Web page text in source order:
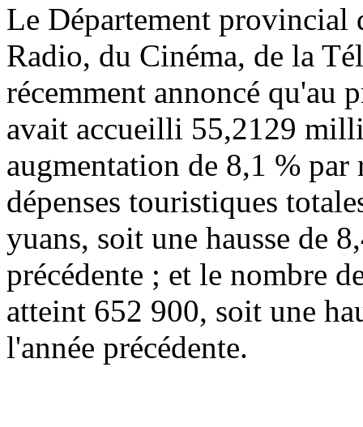
Le Département provincial
Radio, du Cinéma, de la
récemment annoncé qu'au
avait accueilli 55,2129
augmentation de 8,1 % par
dépenses touristiques
yuans, soit une hausse de
précédente ; et le nombre
atteint 652 900, soit une
l'année précédente.